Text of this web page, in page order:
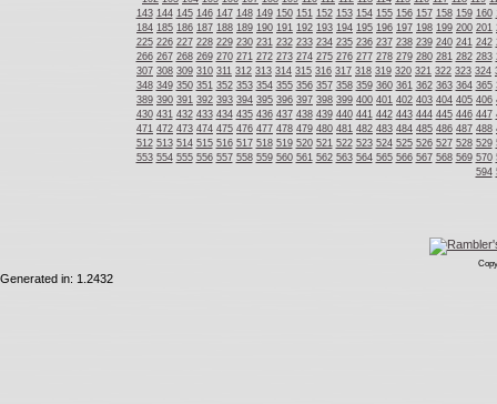
143 144 145 146 147 148 149 150 151 152 153 154 155 156 157 158 159 160
184 185 186 187 188 189 190 191 192 193 194 195 196 197 198 199 200 201
225 226 227 228 229 230 231 232 233 234 235 236 237 238 239 240 241 242
266 267 268 269 270 271 272 273 274 275 276 277 278 279 280 281 282 283
307 308 309 310 311 312 313 314 315 316 317 318 319 320 321 322 323 324
348 349 350 351 352 353 354 355 356 357 358 359 360 361 362 363 364 365
389 390 391 392 393 394 395 396 397 398 399 400 401 402 403 404 405 406
430 431 432 433 434 435 436 437 438 439 440 441 442 443 444 445 446 447
471 472 473 474 475 476 477 478 479 480 481 482 483 484 485 486 487 488
512 513 514 515 516 517 518 519 520 521 522 523 524 525 526 527 528 529
553 554 555 556 557 558 559 560 561 562 563 564 565 566 567 568 569 570
594
Generated in: 1.2432